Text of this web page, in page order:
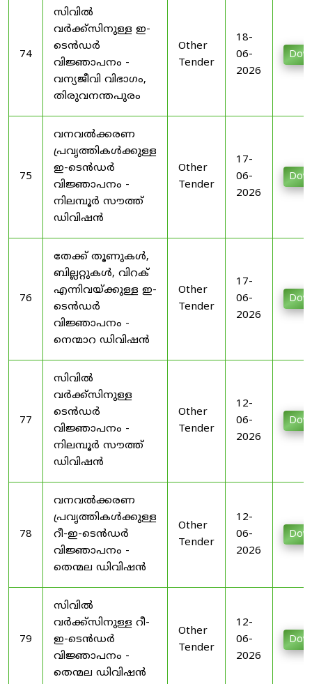
74
സിവിൽ
വർക്ക്സിനുള്ള ഇ-
ടെൻഡർ
വിജ്ഞാപനം -
വന്യജീവി വിഭാഗം,
തിരുവനന്തപുരം
Other
Tender
18-
06-
2026
75
വനവൽക്കരണ
പ്രവൃത്തികൾക്കുള്ള
ഇ-ടെൻഡർ
വിജ്ഞാപനം -
നിലമ്പൂർ സൗത്ത്
ഡിവിഷൻ
Other
Tender
17-
06-
2026
76
തേക്ക് തൂണുകൾ,
ബില്ലറ്റുകൾ, വിറക്
എന്നിവയ്ക്കുള്ള ഇ-
ടെൻഡർ
വിജ്ഞാപനം -
നെന്മാറ ഡിവിഷൻ
Other
Tender
17-
06-
2026
77
സിവിൽ
വർക്ക്‌സിനുള്ള
ടെൻഡർ
വിജ്ഞാപനം -
നിലമ്പൂർ സൗത്ത്
ഡിവിഷൻ
Other
Tender
12-
06-
2026
78
വനവൽക്കരണ
പ്രവൃത്തികൾക്കുള്ള
റീ-ഇ-ടെൻഡർ
വിജ്ഞാപനം -
തെന്മല ഡിവിഷൻ
Other
Tender
12-
06-
2026
79
സിവിൽ
വർക്ക്സിനുള്ള റീ-
ഇ-ടെൻഡർ
വിജ്ഞാപനം -
തെന്മല ഡിവിഷൻ
Other
Tender
12-
06-
2026